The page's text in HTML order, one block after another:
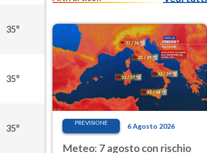
35°
35°
35°
PREVISIONE 6 Agosto 2026
Meteo: 7 agosto con rischio